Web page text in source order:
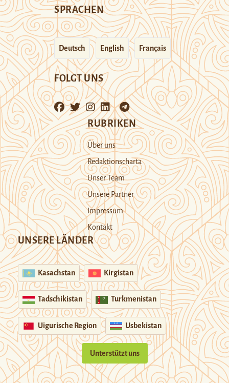
SPRACHEN
Deutsch English Français
FOLGT UNS
RUBRIKEN
Über uns
Redaktionscharta
Unser Team
Unsere Partner
Impressum
Kontakt
UNSERE LÄNDER
Kasachstan Kirgistan
Tadschikistan Turkmenistan
Uigurische Region Usbekistan
Unterstützt uns